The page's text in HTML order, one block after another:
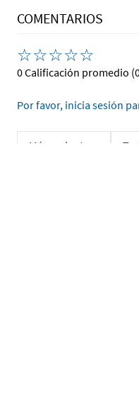
COMENTARIOS
☆☆☆☆☆
0 Calificación promedio
Por favor, inicia sesión
Más reciente